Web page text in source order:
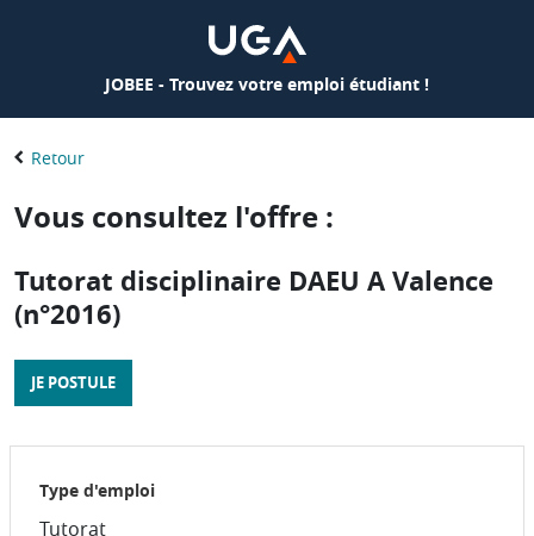
JOBEE - Trouvez votre emploi étudiant !
Retour
Vous consultez l'offre :
Tutorat disciplinaire DAEU A Valence
(n°2016)
JE POSTULE
Type d'emploi
Tutorat